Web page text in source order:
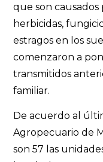
que son
herbicidas,
estragos en los
comenzaron a
transmitidos
familiar.
De acuerdo al
Agropecuario de
son 57 las